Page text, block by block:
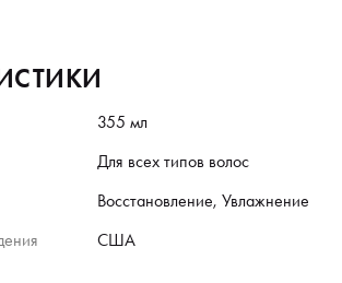
355 мл
Для всех типов волос
Восстановление, Увлажнение
США